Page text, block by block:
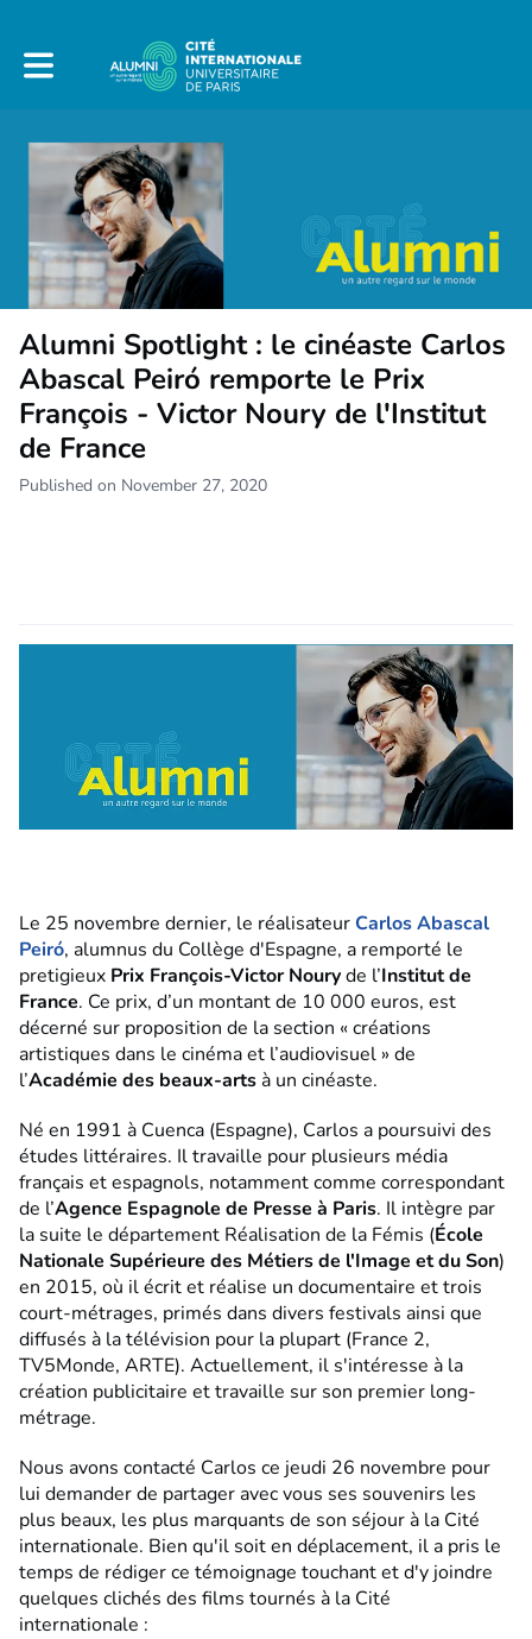
Toggle main navigation
Alumni Spotlight : le cinéaste Carlos
Abascal Peiró remporte le Prix
François - Victor Noury de l'Institut
de France
Published on November 27, 2020
Le 25 novembre dernier, le réalisateurCarlos Abascal
Peiró, alumnus du Collège d'Espagne, a remporté le
pretigieux Prix François-Victor Nouryde l’Institut de
France. Ce prix, d’un montant de 10 000 euros, est
décerné sur proposition de la section « créations
artistiques dans le cinéma et l’audiovisuel » de
l’Académie des beaux-artsà un cinéaste.
Né en 1991 à Cuenca (Espagne), Carlos a poursuivi des
études littéraires. Il travaille pour plusieurs média
français et espagnols, notamment comme correspondant
de l’Agence Espagnole de Presse à Paris. Il intègre par
la suite le département Réalisation de la Fémis (École
Nationale Supérieure des Métiers de l'Image et du Son)
en 2015, où il écrit et réalise un documentaire et trois
court-métrages, primés dans divers festivals ainsi que
diffusés à la télévision pour la plupart (France 2,
TV5Monde, ARTE). Actuellement, il s'intéresse à la
création publicitaire et travaille sur son premier long-
métrage.
Nous avons contacté Carlos ce jeudi 26 novembre pour
lui demander de partager avec vous ses souvenirs les
plus beaux, les plus marquants de son séjour à la Cité
internationale. Bien qu'il soit en déplacement, il a pris le
temps de rédiger ce témoignage touchant et d'y joindre
quelques clichés des films tournés à la Cité
internationale :